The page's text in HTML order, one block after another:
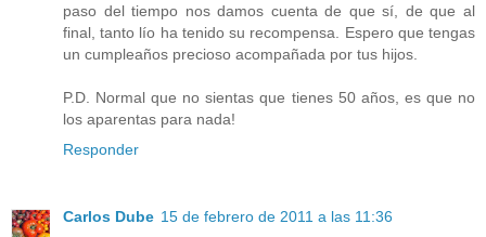
paso del tiempo nos damos cuenta de que sí, de que al
final, tanto lío ha tenido su recompensa. Espero que tengas
un cumpleaños precioso acompañada por tus hijos.
P.D. Normal que no sientas que tienes 50 años, es que no
los aparentas para nada!
Responder
Carlos Dube 15 de febrero de 2011 a las 11:36